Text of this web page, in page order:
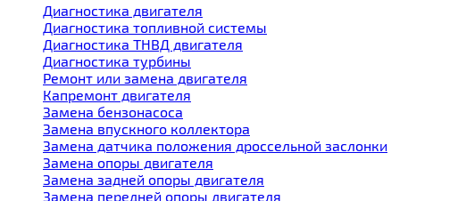
Диагностика двигателя
Диагностика топливной системы
Диагностика ТНВД двигателя
Диагностика турбины
Ремонт или замена двигателя
Капремонт двигателя
Замена бензонасоса
Замена впускного коллектора
Замена датчика положения дроссельной заслонки
Замена опоры двигателя
Замена задней опоры двигателя
Замена передней опоры двигателя